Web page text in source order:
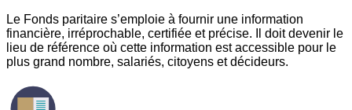
Le Fonds paritaire s’emploie à fournir une information
financière, irréprochable, certifiée et précise. Il doit devenir le
lieu de référence où cette information est accessible pour le
plus grand nombre, salariés, citoyens et décideurs.